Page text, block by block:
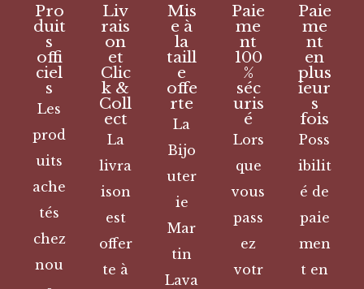
Pro
duit
s
offi
ciel
s
Les
prod
uits
ache
tés
chez
nou
Liv
rais
on
et
Clic
k &
Coll
ect
La
livra
ison
est
offer
te à
Mis
e à
la
taill
e
offe
rte
La
Bijo
uter
ie
Mar
tin
Lava
Paie
me
nt
100
%
séc
uris
é
Lors
que
vous
pass
ez
votr
Paie
me
nt
en
plus
ieur
s
fois
Poss
ibilit
é de
paie
men
t en